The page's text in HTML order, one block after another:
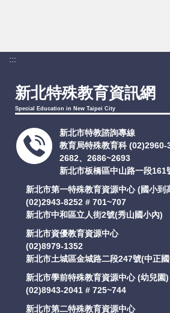
:::
新北特殊教育資訊網
Special Education in New Taipei City
新北市特教諮詢專線
教育局特殊教育科 (02)2960-
2682、2686~2693
新北市板橋區中山路一段161
新北市第一特殊教育資源中心 (國小到
(02)2943-8252 # 701~707
新北市中和區立人街2號(秀山國小內)
新北市資優教育資源中心
(02)8979-1352
新北市土城區金城路二段247號(中正
新北市學前特殊教育資源中心 (幼兒園)
(02)8943-2041 # 725~744
新北市第二特殊教育資源中心